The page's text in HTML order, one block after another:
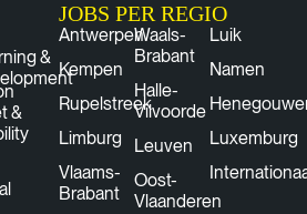
&
&
JOBS PER REGIO
Antwerpen
Kempen
Rupelstreek
Limburg
Vlaams-
Brabant
Waals-
Brabant
Halle-
Vilvoorde
Leuven
Oost-
Vlaanderen
Luik
Namen
Luxemburg